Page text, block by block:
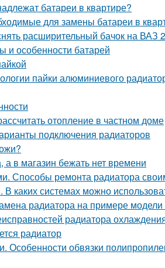
батареи в квартире?
для замены батареи в
расширительный бачок на ВАЗ
и особенности батарей
пайки алюминиевого
отопление в частном доме
подключения радиаторов
а в магазин бежать нет времени
Способы ремонта радиатора
каких системах можно
радиатора на примере
радиатора
радиатор
Особенности обвязки